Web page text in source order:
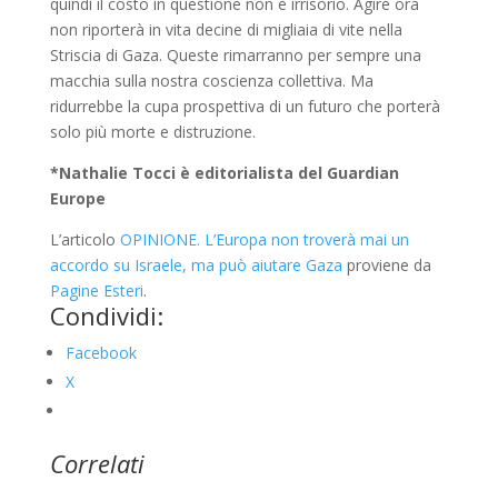
non riporterà in vita decine di migliaia di vite nella
Striscia di Gaza. Queste rimarranno per sempre una
macchia sulla nostra coscienza collettiva. Ma
ridurrebbe la cupa prospettiva di un futuro che porterà
solo più morte e distruzione.
*Nathalie Tocci è editorialista del Guardian
Europe
L’articolo OPINIONE. L’Europa non troverà mai un
accordo su Israele, ma può aiutare Gaza proviene da
Pagine Esteri.
Condividi:
Facebook
X
Correlati